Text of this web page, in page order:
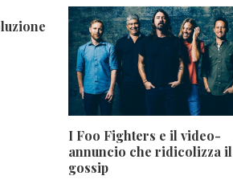
I Foo Fighters e il video-
annuncio che ridicolizza il
gossip